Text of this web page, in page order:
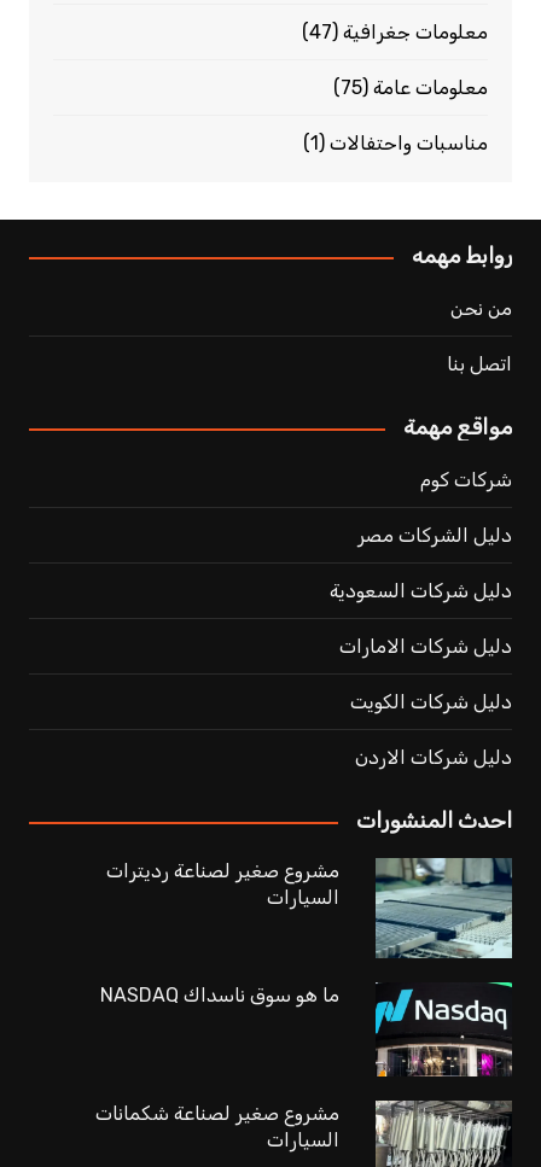
معلومات جغرافية(47)
معلومات عامة(75)
مناسبات واحتفالات(1)
روابط مهمه
من نحن
اتصل بنا
مواقع مهمة
شركات كوم
دليل الشركات مصر
دليل شركات السعودية
دليل شركات الامارات
دليل شركات الكويت
دليل شركات الاردن
احدث المنشورات
مشروع صغير لصناعة رديترات
السيارات
ما هو سوق ناسداك NASDAQ
مشروع صغير لصناعة شكمانات
السيارات